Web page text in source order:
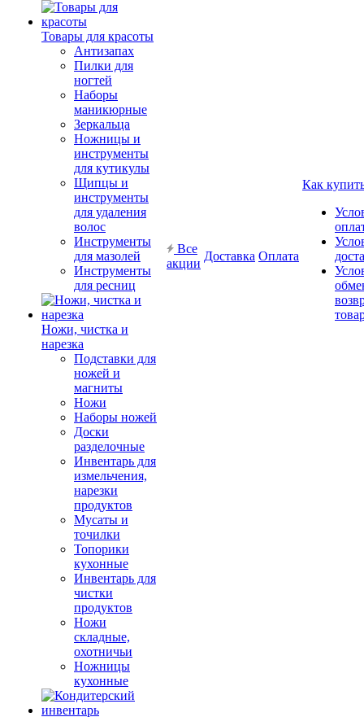
Товары для красоты
Антизапах
Пилки для
ногтей
Наборы
маникюрные
Зеркальца
Ножницы и
инструменты
для кутикулы
Щипцы и
инструменты
для удаления
волос
Инструменты
для мазолей
Инструменты
для ресниц
Ножи, чистка и
нарезка
Подставки для
ножей и
магниты
Ножи
Наборы ножей
Доски
разделочные
Инвентарь для
измельчения,
нарезки
продуктов
Мусаты и
точилки
Топорики
кухонные
Инвентарь для
чистки
продуктов
Ножи
складные,
охотничьи
Ножницы
кухонные
Все
акции
Доставка Оплата
Как